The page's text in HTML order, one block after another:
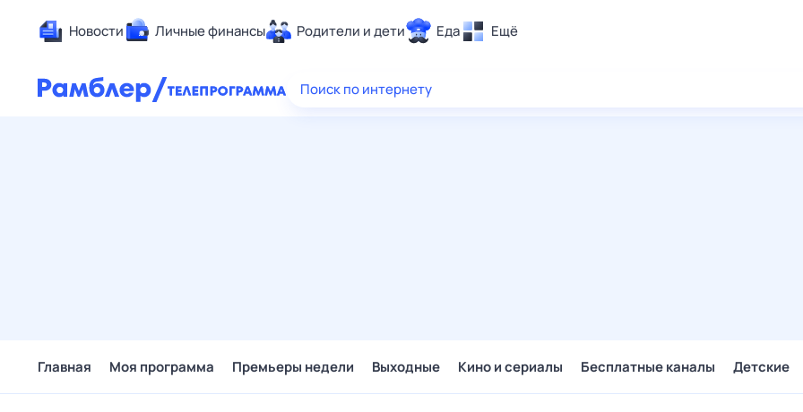
Новости Личные финансы Родители и дети Еда Ещё
Здоровье
Поиск по интернету
Главная Моя программа Премьеры недели Выходные Кино и сериалы Бесплатные каналы Детские